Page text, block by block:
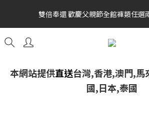
雙倍奉還 歡慶父親節全館褲類任選
全館消費滿額$1680贈3D好野貓公仔(絲綢鐵
金幣 送完為止!  滿$3000再贈現
雙倍奉還 歡慶父親節全館褲類任
本網站提供直送台灣,香港,澳門,馬
國,日本,泰國